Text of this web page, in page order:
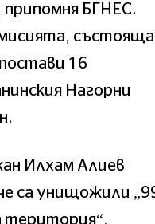
припомня БГНЕС.
състояща
16
Нагорни
Илхам Алиев
са унищожили
територия“,